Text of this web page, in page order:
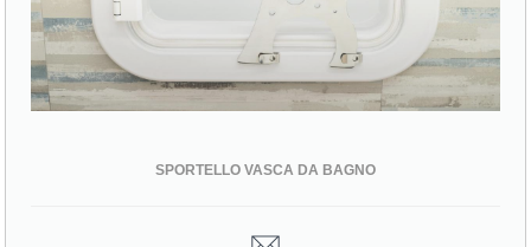
SPORTELLO VASCA DA BAGNO